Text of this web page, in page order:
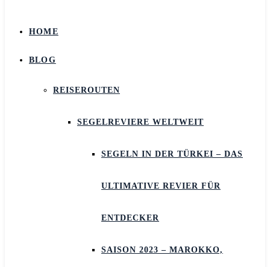
HOME
BLOG
REISEROUTEN
SEGELREVIERE WELTWEIT
SEGELN IN DER TÜRKEI – DAS
ULTIMATIVE REVIER FÜR
ENTDECKER
SAISON 2023 – MAROKKO,